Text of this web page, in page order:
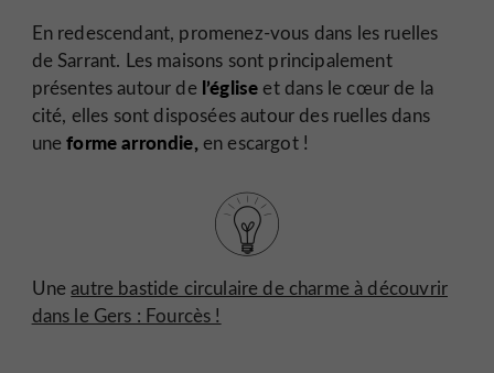
En redescendant, promenez-vous dans les ruelles
de Sarrant. Les maisons sont principalement
présentes autour de l’égliseet dans le cœur de la
cité, elles sont disposées autour des ruelles dans
uneforme arrondie,en escargot !
Uneautre bastide circulaire de charme à découvrir
dans le Gers : Fourcès !